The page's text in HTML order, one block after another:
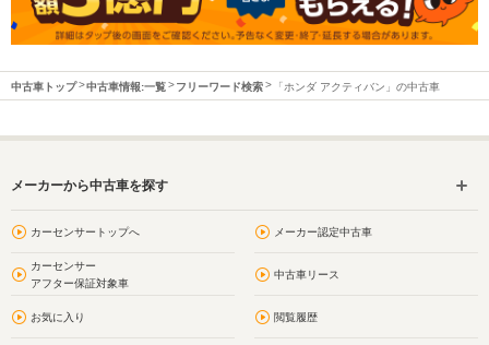
中古車トップ 中古車情報:一覧 フリーワード検索 「ホンダ アクティバン」の中古車
メーカーから中古車を探す
カーセンサートップへ メーカー認定中古車
カーセンサー
アフター保証対象車
中古車リース
お気に入り 閲覧履歴